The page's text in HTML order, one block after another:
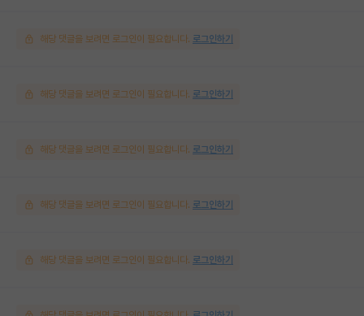
해당 댓글을 보려면 로그인이 필요합니다. 로그인하기
해당 댓글을 보려면 로그인이 필요합니다. 로그인하기
해당 댓글을 보려면 로그인이 필요합니다. 로그인하기
해당 댓글을 보려면 로그인이 필요합니다. 로그인하기
해당 댓글을 보려면 로그인이 필요합니다. 로그인하기